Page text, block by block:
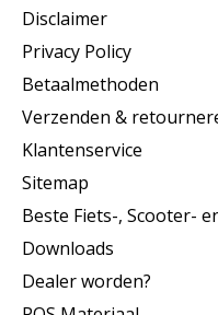
Disclaimer
Privacy Policy
Betaalmethoden
Verzenden &
Klantenservice
Sitemap
Beste Fiets-, Scooter-
Downloads
Dealer worden?